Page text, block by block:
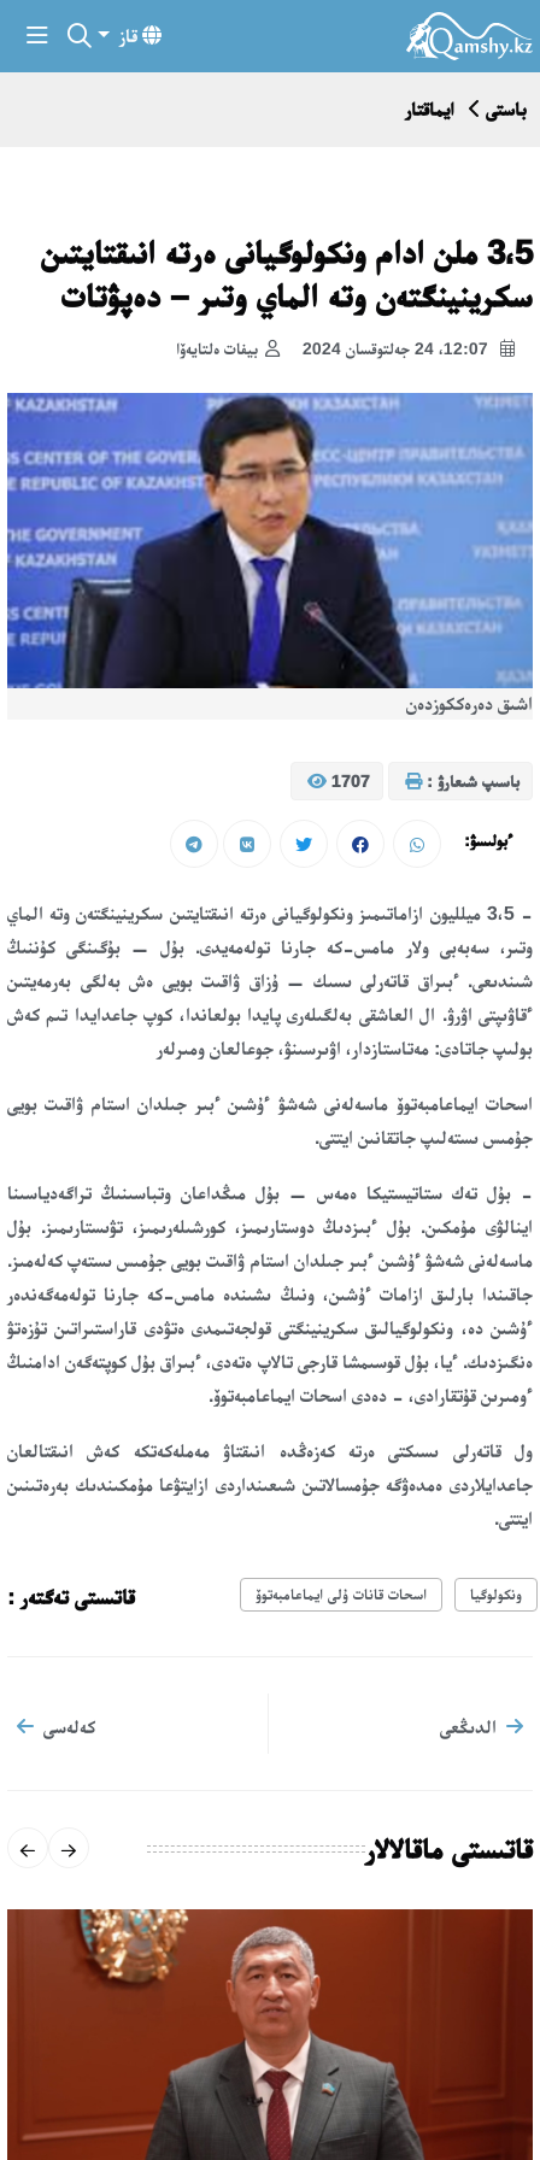
قاز
باستى ايماقتار
3،5 ملن ادام ونكولوگيانى ەرتە انىقتايتىن
سكرينينگتەن وتە الماي وتىر – دەپۋتات
بيفات ەلتايەۆا
اشىق دەرەككوزدەن
باسىپ شىعارۋ : 1707
ءبولىسۋ:
- 3،5 ميلليون ازاماتىمىز ونكولوگيانى ەرتە انىقتايتىن سكرينينگتەن وتە الماي
وتىر، سەبەبى ولار مامس-كە جارنا تولەمەيدى. بۇل — بۇگىنگى كۇننىڭ
شىندىعى. ءبىراق قاتەرلى ىسىك — ۇزاق ۋاقىت بويى ەش بەلگى بەرمەيتىن
ءقاۋىپتى اۋرۋ. ال العاشقى بەلگىلەرى پايدا بولعاندا، كوپ جاعدايدا تىم كەش
بولىپ جاتادى: مەتاستازدار، اۋىرسىنۋ، جوعالعان ومىرلەر
اسحات ايماعامبەتوۆ ماسەلەنى شەشۋ ءۇشىن ءبىر جىلدان استام ۋاقىت بويى
جۇمىس ىستەلىپ جاتقانىن ايتتى.
- بۇل تەك ستاتيستيكا ەمەس — بۇل مىڭداعان وتباسىنىڭ تراگەدياسىنا
اينالۋى مۇمكىن. بۇل ءبىزدىڭ دوستارىمىز، كورشىلەرىمىز، تۋىستارىمىز. بۇل
ماسەلەنى شەشۋ ءۇشىن ءبىر جىلدان استام ۋاقىت بويى جۇمىس ىستەپ كەلەمىز.
جاقىندا بارلىق ازامات ءۇشىن، ونىڭ ىشىندە مامس-كە جارنا تولەمەگەندەر
ءۇشىن دە، ونكولوگيالىق سكرينينگتى قولجەتىمدى ەتۋدى قاراستىراتىن تۇزەتۋ
ەنگىزدىك. ءيا، بۇل قوسىمشا قارجى تالاپ ەتەدى، ءبىراق بۇل كوپتەگەن ادامنىڭ
ءومىرىن قۇتقارادى، - دەدى اسحات ايماعامبەتوۆ.
ول قاتەرلى ىسىكتى ەرتە كەزەڭدە انىقتاۋ مەملەكەتكە كەش انىقتالعان
جاعدايلاردى ەمدەۋگە جۇمسالاتىن شىعىنداردى ازايتۋعا مۇمكىندىك بەرەتىنىن
ايتتى.
قاتىستى تەگتەر : ونكولوگيا اسحات قانات ۇلى ايماعامبەتوۆ
الدىڭعى كەلەسى
قاتىستى ماقالالار